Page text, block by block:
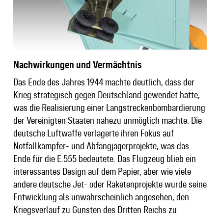
Nachwirkungen und Vermächtnis
Das Ende des Jahres 1944 machte deutlich, dass der
Krieg strategisch gegen Deutschland gewendet hatte,
was die Realisierung einer Langstreckenbombardierung
der Vereinigten Staaten nahezu unmöglich machte. Die
deutsche Luftwaffe verlagerte ihren Fokus auf
Notfallkämpfer- und Abfangjägerprojekte, was das
Ende für die E.555 bedeutete. Das Flugzeug blieb ein
interessantes Design auf dem Papier, aber wie viele
andere deutsche Jet- oder Raketenprojekte wurde seine
Entwicklung als unwahrscheinlich angesehen, den
Kriegsverlauf zu Gunsten des Dritten Reichs zu